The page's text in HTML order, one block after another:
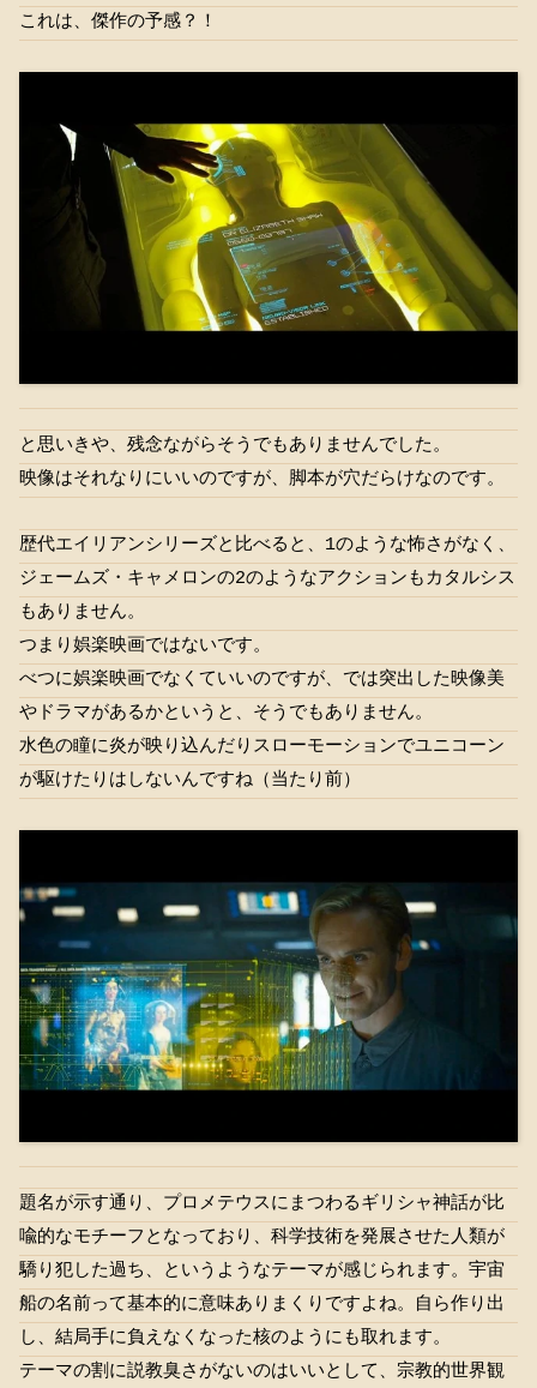
これは、傑作の予感？！
と思いきや、残念ながらそうでもありませんでした。
映像はそれなりにいいのですが、脚本が穴だらけなのです。
歴代エイリアンシリーズと比べると、1のような怖さがなく、
ジェームズ・キャメロンの2のようなアクションもカタルシス
もありません。
つまり娯楽映画ではないです。
べつに娯楽映画でなくていいのですが、では突出した映像美
やドラマがあるかというと、そうでもありません。
水色の瞳に炎が映り込んだりスローモーションでユニコーン
が駆けたりはしないんですね（当たり前）
題名が示す通り、プロメテウスにまつわるギリシャ神話が比
喩的なモチーフとなっており、科学技術を発展させた人類が
驕り犯した過ち、というようなテーマが感じられます。宇宙
船の名前って基本的に意味ありまくりですよね。自ら作り出
し、結局手に負えなくなった核のようにも取れます。
テーマの割に説教臭さがないのはいいとして、宗教的世界観